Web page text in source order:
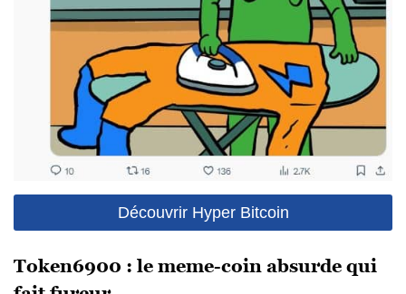
Découvrir Hyper Bitcoin
Token6900 : le meme-coin absurde qui